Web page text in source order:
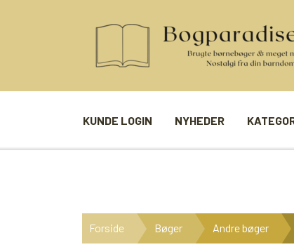
KUNDE LOGIN NYHEDER
BØGER I SERIE
Forside Bøger Andre bøger